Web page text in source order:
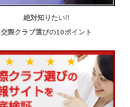
絶対知りたい!!
交際クラブ選びの10ポイント